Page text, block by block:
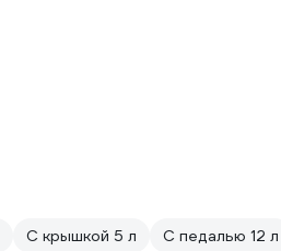
С крышкой 5 л С педалью 12 л